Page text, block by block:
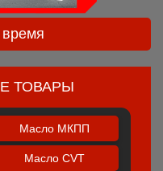
время
ТОВАРЫ
Масло МКПП
Масло CVT